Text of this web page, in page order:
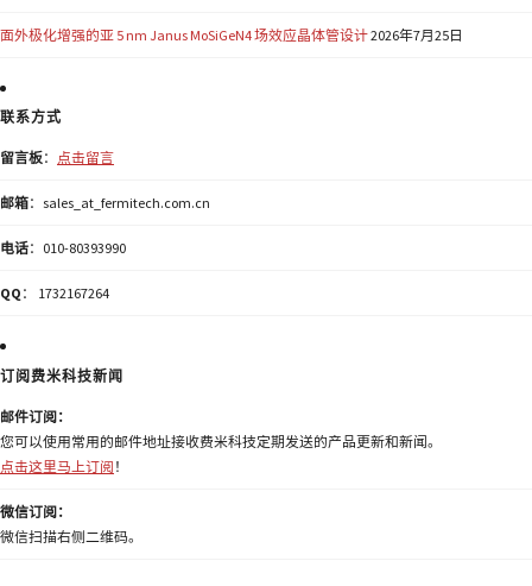
面外极化增强的亚 5 nm Janus MoSiGeN4 场效应晶体管设计2026年7月25日
联系方式
留言板： 点击留言
邮箱：sales_at_fermitech.com.cn
电话：010-80393990
QQ ： 1732167264
订阅费米科技新闻
邮件订阅：
您可以使用常用的邮件地址接收费米科技定期发送的产品更新和新闻。
点击这里马上订阅 ！
微信订阅：
微信扫描右侧二维码。